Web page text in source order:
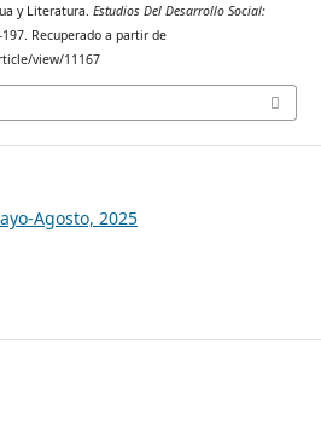
y Literatura. Estudios Del Desarrollo Social:
Recuperado a partir de
view/11167
Agosto, 2025